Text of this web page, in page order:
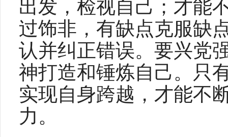
出发，检视自己；才能
过饰非，有缺点克服缺
认并纠正错误。要兴党
神打造和锤炼自己。只
实现自身跨越，才能不
力。